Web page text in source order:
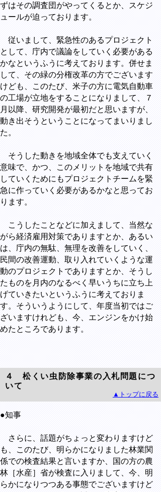
ずはその調査団がやってくるとか、スケジ
ュールが迫っております。
従いまして、緊急性のあるプロジェクト
として、庁内で議論をしていく必要がある
かなというふうに考えております。併せま
して、その緑の分権改革の方でございます
けども、このたび、米子の方に電気自動車
の工場が立地をすることになりまして、７
月以降、研究開発が最初だと思いますが、
動き出そうということになってまいりまし
た。
そうした動きを地域全体でも支えていく
意味で、かつ、このメリットを地域で共有
していくためにもプロジェクトチームを緊
急に作っていく必要があるかなと思ってお
ります。
こうしたことなどに加えまして、当然な
がら経済雇用対策でありますとか、あるい
は、庁内の無駄、無理を改善をしていく、
民間の改善運動、取り入れていくような運
動のプロジェクトでありますとか、そうし
たものを月内のなるべく早いうちに立ち上
げていきたいというふうに考えておりま
す。そういうようにして、年度当初ではご
ざいますけれども、今、エンジンをかけ始
めたところであります。
４ 松くい虫防除事業の入札問題につ
いて
▲トップに戻る
●知事
さらに、話題がちょっと変わりますけど
も、このたび、明らかになりました林業関
係での検査結果と言いますか、国の方の農
林［水産］省が検査に入りまして、今、明
らかになりつつある事態でございますけど